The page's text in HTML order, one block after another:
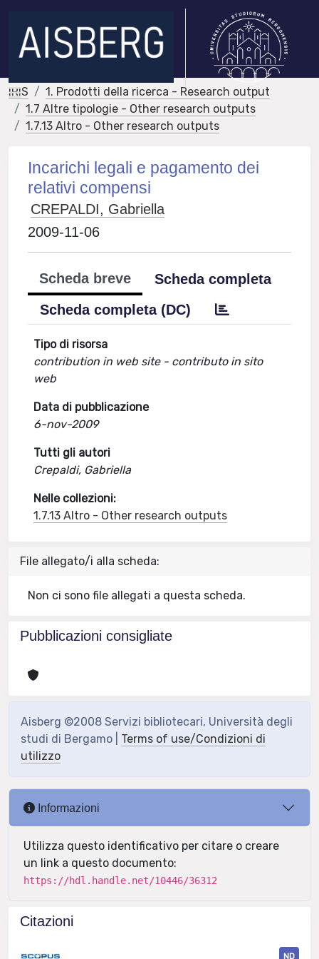
IRIS
1. Prodotti della ricerca - Research output
1.7 Altre tipologie - Other research outputs
1.7.13 Altro - Other research outputs
Incarichi legali e pagamento dei
relativi compensi
CREPALDI, Gabriella
2009-11-06
Scheda breve
Scheda completa
Scheda completa (DC)
Tipo di risorsa
contribution in web site - contributo in sito
web
Data di pubblicazione
6-nov-2009
Tutti gli autori
Crepaldi, Gabriella
Nelle collezioni:
1.7.13 Altro - Other research outputs
File allegato/i alla scheda:
Non ci sono file allegati a questa scheda.
Pubblicazioni consigliate
Aisberg ©2008 Servizi bibliotecari, Università degli
studi di Bergamo | Terms of use/Condizioni di
utilizzo
Informazioni
Utilizza questo identificativo per citare o creare
un link a questo documento:
https://hdl.handle.net/10446/36312
Citazioni
ND